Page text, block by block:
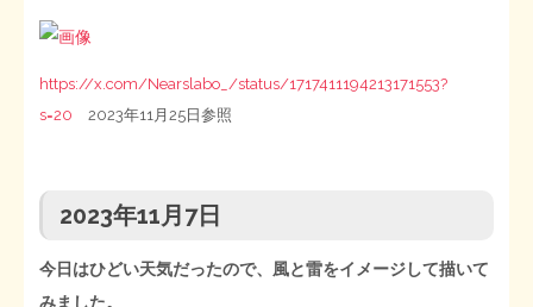
https://x.com/Nearslabo_/status/1717411194213171553?
s=20 2023年11月25日参照
2023年11月7日
今日はひどい天気だったので、風と雷をイメージして描いて
みました。